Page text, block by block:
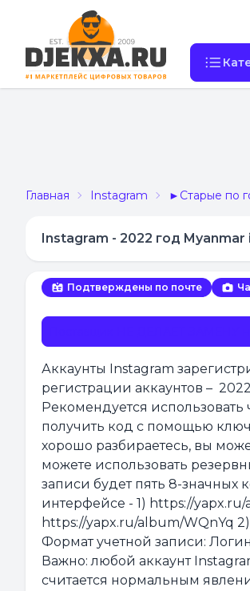
Главная Instagram ►Старые по
Instagram - 2022 год
Подтверждены по почте
Аккаунты Instagram
регистрации аккаунтов –
Рекомендуется
получить код с помощью
хорошо разбираетесь, вы
можете использовать
записи будет пять 8-значных
интерфейсе - 1) https://
https://yapx.ru/album/WQnYq
Формат учетной записи:
Важно: любой аккаунт
считается нормальным